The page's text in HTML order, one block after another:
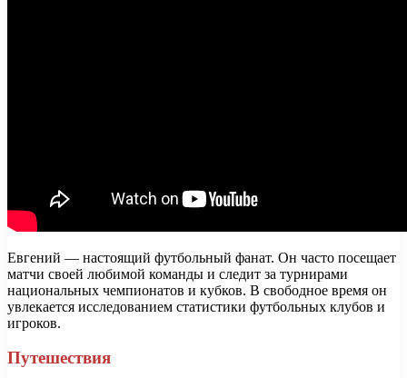
Евгений — настоящий футбольный фанат. Он часто посещает
матчи своей любимой команды и следит за турнирами
национальных чемпионатов и кубков. В свободное время он
увлекается исследованием статистики футбольных клубов и
игроков.
Путешествия